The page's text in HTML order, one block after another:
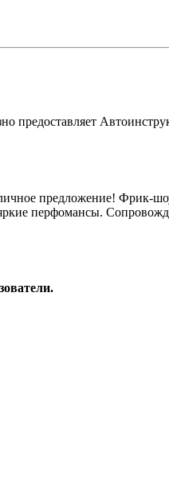
предоставляет
предложение! Фрик-
перфомансы.